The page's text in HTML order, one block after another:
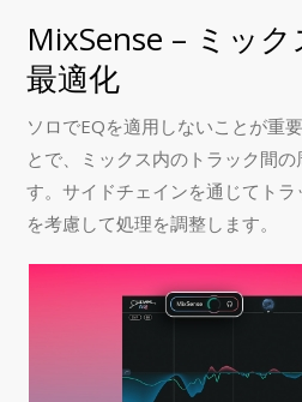
MixSense – ミッ
最適化
ソロでEQを適用しないことが重
とで、ミックス内のトラック間
す。サイドチェインを通じてト
を考慮して処理を調整します。